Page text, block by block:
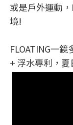
或是戶外運動
境!
FLOATING一
+ 浮水專利，夏